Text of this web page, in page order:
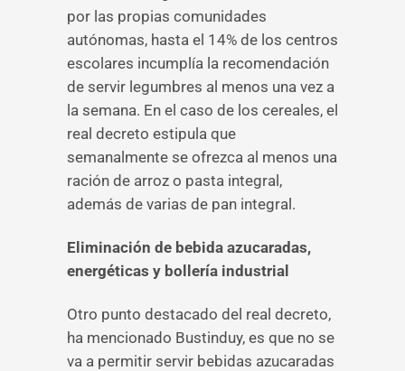
por las propias comunidades
autónomas, hasta el 14% de los centros
escolares incumplía la recomendación
de servir legumbres al menos una vez a
la semana. En el caso de los cereales, el
real decreto estipula que
semanalmente se ofrezca al menos una
ración de arroz o pasta integral,
además de varias de pan integral.
Eliminación de bebida azucaradas,
energéticas y bollería industrial
Otro punto destacado del real decreto,
ha mencionado Bustinduy, es que no se
va a permitir servir bebidas azucaradas